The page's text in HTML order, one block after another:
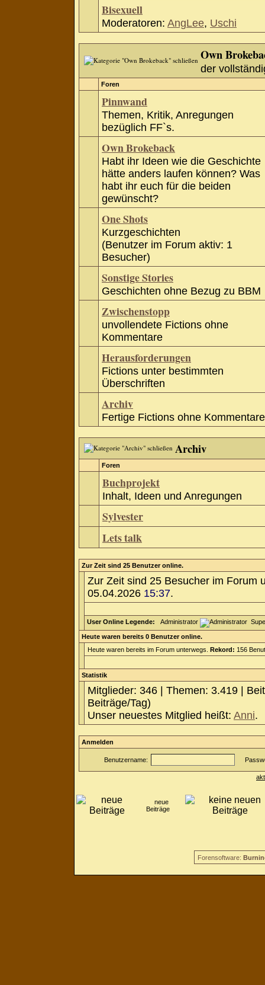
Bisexuell
Moderatoren: AngLee, Uschi
Own
der
Foren
Pinnwand
Themen, Kritik, Anregungen
bezüglich FF`s.
Own Brokeback
Habt ihr Ideen wie die Geschichte
hätte anders laufen können? Was
habt ihr euch für die beiden
gewünscht?
One Shots
Kurzgeschichten
(Benutzer im Forum aktiv: 1
Besucher)
Sonstige Stories
Geschichten ohne Bezug zu BBM
Zwischenstopp
unvollendete Fictions ohne
Kommentare
Herausforderungen
Fictions unter bestimmten
Überschriften
Archiv
Fertige Fictions ohne Kommentare
Archiv
Foren
Buchprojekt
Inhalt, Ideen und Anregungen
Sylvester
Lets talk
Zur Zeit sind 25 Benutzer online.
Zur Zeit sind 25 Besucher im Forum
05.04.2026 15:37.
User Online Legende: Administrator
Heute waren bereits 0 Benutzer online.
Heute waren bereits im Forum unterwegs. Rekord: 156
Statistik
Mitglieder: 346 | Themen: 3.419 |
Beiträge/Tag)
Unser neuestes Mitglied heißt: Anni.
Anmelden
Benutzername:
neue
Beiträge
Forensoftware: